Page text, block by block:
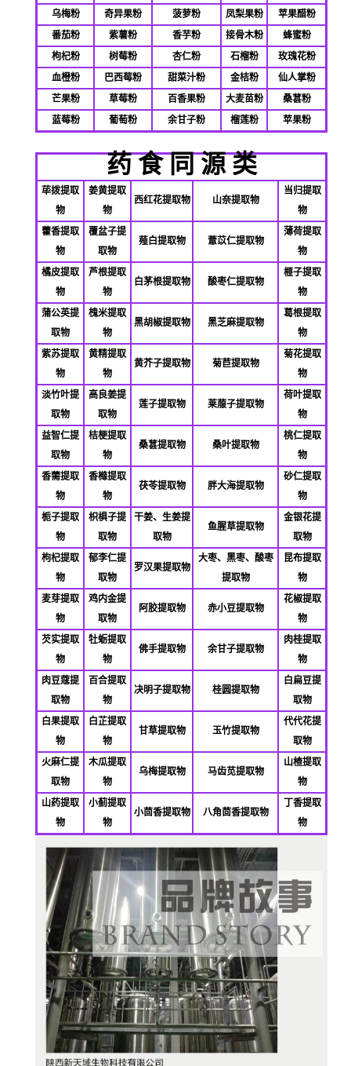
乌梅粉
奇异果粉 菠萝粉 凤梨果粉
苹果醋粉
番茄粉
紫薯粉 香芋粉 接骨木粉
蜂蜜粉
枸杞粉
树莓粉 杏仁粉 石榴粉
玫瑰花粉
血橙粉
巴西莓粉 甜菜汁粉 金桔粉
仙人掌粉
芒果粉
草莓粉 百香果粉 大麦苗粉
桑葚粉
蓝莓粉
葡萄粉 余甘子粉 榴莲粉 苹果粉
药 食 同 源 类
荜拨提取
物
姜黄提取
物
西红花提取物 山奈提取物
当归提取
物
藿香提取
物
覆盆子提
取物
薤白提取物 薏苡仁提取物
薄荷提取
物
橘皮提取
物
芦根提取
物
白茅根提取物 酸枣仁提取物
榧子提取
物
蒲公英提
取物
槐米提取
物
黑胡椒提取物 黑芝麻提取物
葛根提取
物
紫苏提取
物
黄精提取
物
黄芥子提取物 菊苣提取物
菊花提取
物
淡竹叶提
取物
高良姜提
取物
莲子提取物 莱菔子提取物
荷叶提取
物
益智仁提
取物
桔梗提取
物
桑葚提取物 桑叶提取物
桃仁提取
物
香薷提取
物
香橼提取
物
茯苓提取物 胖大海提取物
砂仁提取
物
栀子提取
物
枳椇子提
取物
干姜、生姜提
取物
鱼腥草提取物
金银花提
取物
枸杞提取
物
郁李仁提
取物
罗汉果提取物
大枣、黑枣、酸枣
提取物
昆布提取
物
麦芽提取
物
鸡内金提
取物
阿胶提取物 赤小豆提取物
花椒提取
物
芡实提取
物
牡蛎提取
物
佛手提取物 余甘子提取物
肉桂提取
物
肉豆蔻提
取物
百合提取
物
决明子提取物 桂圆提取物
白扁豆提
取物
白果提取
物
白芷提取
物
甘草提取物 玉竹提取物
代代花提
取物
火麻仁提
取物
木瓜提取
物
乌梅提取物 马齿苋提取物
山楂提取
物
山药提取
物
小蓟提取
物
小茴香提取物 八角茴香提取物
丁香提取
物